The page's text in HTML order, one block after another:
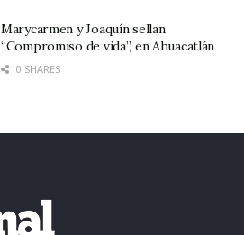
Marycarmen y Joaquín sellan
“Compromiso de vida”, en Ahuacatlán
0 SHARES